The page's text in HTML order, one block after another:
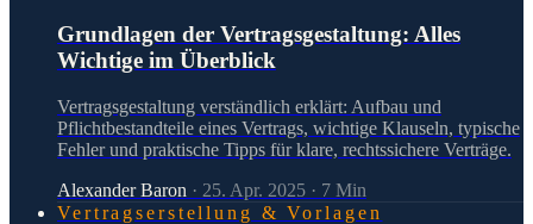
Grundlagen der Vertragsgestaltung: Alles
Wichtige im Überblick
Vertragsgestaltung verständlich erklärt: Aufbau und
Pflichtbestandteile eines Vertrags, wichtige Klauseln, typische
Fehler und praktische Tipps für klare, rechtssichere Verträge.
Alexander Baron · 25. Apr. 2025 · 7 Min
Vertragserstellung & Vorlagen